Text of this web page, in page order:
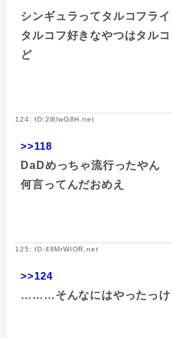
シンギュラってタルコフライ
タルコフ好きなやつはタル
ど
124: ID:2l8lwG8H.net
>>118
DaDめっちゃ流行ったやん
何言ってんだおめえ
125: ID:48MrWIOR.net
>>124
………そんなにはやったっけ